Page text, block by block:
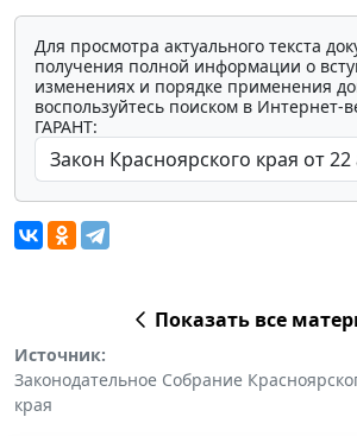
Для просмотра актуального текста
получения полной информации о
изменениях и порядке применения
воспользуйтесь поиском в Интернет-
ГАРАНТ:
Показать все
Источник:
Законодательное Собрание
края